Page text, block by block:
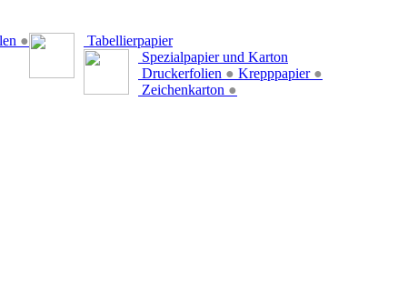
●
Tabellierpapier
Spezialpapier und Karton
Druckerfolien ● Krepppapier ●
Zeichenkarton ●